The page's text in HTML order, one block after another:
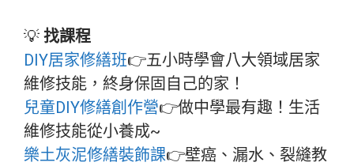
💡 找課程
DIY居家修繕班👉五小時學會八大領域居家
維修技能，終身保固自己的家！
兒童DIY修繕創作營👉做中學最有趣！生活
維修技能從小養成~
樂土灰泥修繕裝飾課👉壁癌、漏水、裂縫教